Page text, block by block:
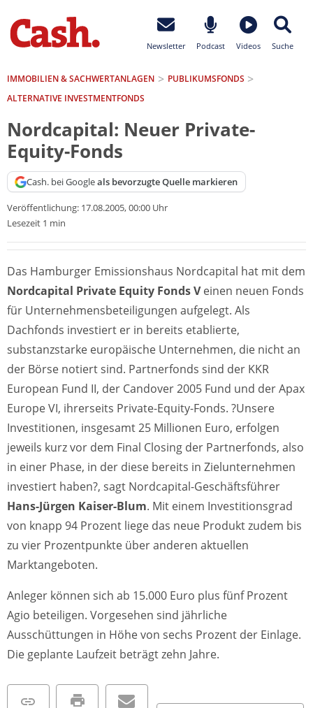
Newsletter Podcast Videos Suche
IMMOBILIEN & SACHWERTANLAGEN
PUBLIKUMSFONDS
ALTERNATIVE INVESTMENTFONDS
Nordcapital: Neuer Private-
Equity-Fonds
Cash. bei Googleals bevorzugte Quelle markieren
Veröffentlichung: 17.08.2005, 00:00 Uhr
Lesezeit 1 min
Das Hamburger Emissionshaus Nordcapital hat mit dem
Nordcapital Private Equity Fonds Veinen neuen Fonds
für Unternehmensbeteiligungen aufgelegt. Als
Dachfonds investiert er in bereits etablierte,
substanzstarke europäische Unternehmen, die nicht an
der Börse notiert sind. Partnerfonds sind der KKR
European Fund II, der Candover 2005 Fund und der Apax
Europe VI, ihrerseits Private-Equity-Fonds. ?Unsere
Investitionen, insgesamt 25 Millionen Euro, erfolgen
jeweils kurz vor dem Final Closing der Partnerfonds, also
in einer Phase, in der diese bereits in Zielunternehmen
investiert haben?, sagt Nordcapital-Geschäftsführer
Hans-Jürgen Kaiser-Blum. Mit einem Investitionsgrad
von knapp 94 Prozent liege das neue Produkt zudem bis
zu vier Prozentpunkte über anderen aktuellen
Marktangeboten.
Anleger können sich ab 15.000 Euro plus fünf Prozent
Agio beteiligen. Vorgesehen sind jährliche
Ausschüttungen in Höhe von sechs Prozent der Einlage.
Die geplante Laufzeit beträgt zehn Jahre.